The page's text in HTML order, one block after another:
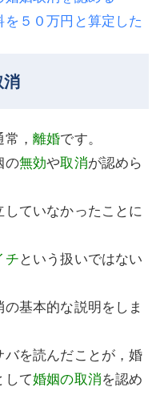
５０万円と算定した
， 離婚です。
の無効や取消が認めら
ていなかったことに
チという扱いではない
基本的な説明をしま
を読んだことが，婚
して婚姻の取消を認め